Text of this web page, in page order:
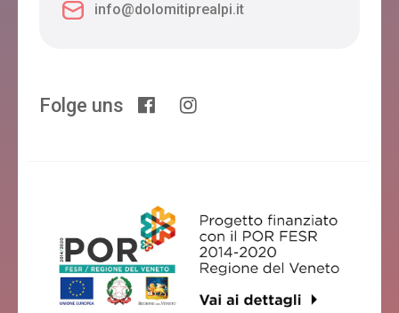
info@dolomitiprealpi.it
Folge uns